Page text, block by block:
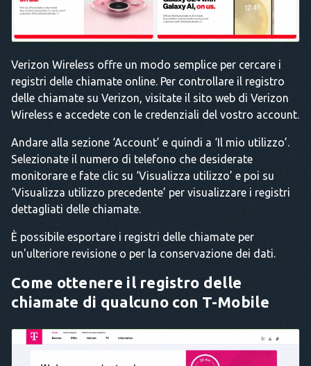
Verizon Wireless offre un modo semplice per cercare i
registri delle chiamate online. Per controllare il registro
delle chiamate su Verizon, visitate il sito web di Verizon
Wireless e accedete con le credenziali del vostro account.
Andare alla sezione ‘Account’ e quindi a ‘Il mio utilizzo’.
Selezionate il numero di telefono che desiderate
monitorare e fate clic su ‘Visualizza utilizzo’ e poi su
‘Visualizza utilizzo precedente’ per visualizzare i registri
dettagliati delle chiamate.
È possibile esportare i registri delle chiamate per
un'ulteriore revisione o per la conservazione dei dati.
Come ottenere il registro delle
chiamate di qualcuno con T-Mobile